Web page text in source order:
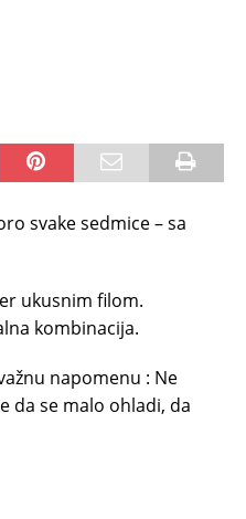
svake sedmice – sa
ukusnim filom.
kombinacija.
napomenu : Ne
da se malo ohladi, da